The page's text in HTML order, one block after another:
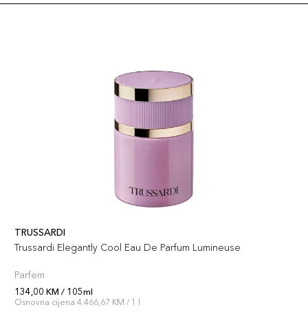
TRUSSARDI
Trussardi Elegantly Cool Eau De Parfum Lumineuse
Parfem
134,00 KM / 105ml
Osnovna cijena 4.466,67 KM / 1 l